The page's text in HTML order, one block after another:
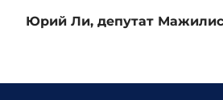
Юрий Ли, депутат